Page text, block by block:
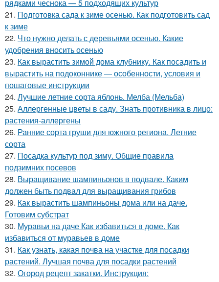
рядками чеснока — 5 подходящих культур
21. Подготовка сада к зиме осенью. Как подготовить сад
к зиме
22. Что нужно делать с деревьями осенью. Какие
удобрения вносить осенью
23. Как вырастить зимой дома клубнику. Как посадить и
вырастить на подоконнике — особенности, условия и
пошаговые инструкции
24. Лучшие летние сорта яблонь. Мелба (Мельба)
25. Аллергенные цветы в саду. Знать противника в лицо:
растения-аллергены
26. Ранние сорта груши для южного региона. Летние
сорта
27. Посадка культур под зиму. Общие правила
подзимних посевов
28. Выращивание шампиньонов в подвале. Каким
должен быть подвал для выращивания грибов
29. Как вырастить шампиньоны дома или на даче.
Готовим субстрат
30. Муравьи на даче Как избавиться в доме. Как
избавиться от муравьев в доме
31. Как узнать, какая почва на участке для посадки
растений. Лучшая почва для посадки растений
32. Огород рецепт закатки. Инструкция: